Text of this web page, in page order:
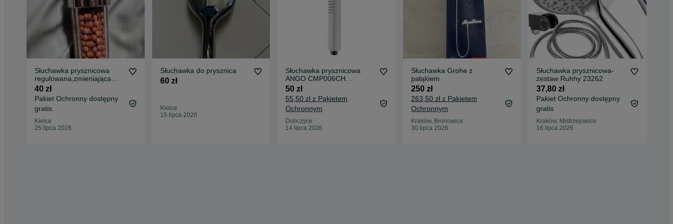
Słuchawka prysznicowa
regulowana,zmieniająca
kolor pod wpływem wody
40 zł
Pakiet Ochronny dostępny
gratis
Kielce
25 lipca 2026
Słuchawka do prysznica
60 zł
Kielce
15 lipca 2026
Słuchawka prysznicowa
ANGO CMP006CH
chromowana
50 zł
55,50 zł z Pakietem
Ochronnym
Dobczyce
14 lipca 2026
Słuchawka Grohe z
pałąkiem
250 zł
263,50 zł z Pakietem
Ochronnym
Kraków, Bronowice
30 lipca 2026
Słuchawka prysznicowa-
zestaw Ruhhy 23262
37,80 zł
Pakiet Ochronny dostępny
gratis
Kraków, Mistrzejowice
16 lipca 2026